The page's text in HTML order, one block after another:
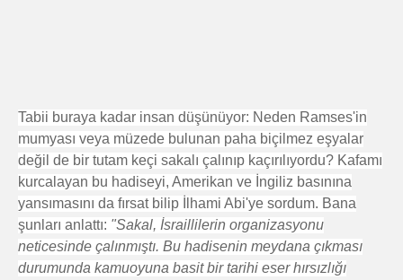
Tabii buraya kadar insan düşünüyor: Neden Ramses'in
mumyası veya müzede bulunan paha biçilmez eşyalar
değil de bir tutam keçi sakalı çalınıp kaçırılıyordu? Kafamı
kurcalayan bu hadiseyi, Amerikan ve İngiliz basınına
yansımasını da fırsat bilip İlhami Abi'ye sordum. Bana
şunları anlattı: "Sakal, İsraillilerin organizasyonu
neticesinde çalınmıştı. Bu hadisenin meydana çıkması
durumunda kamuoyuna basit bir tarihi eser hırsızlığı